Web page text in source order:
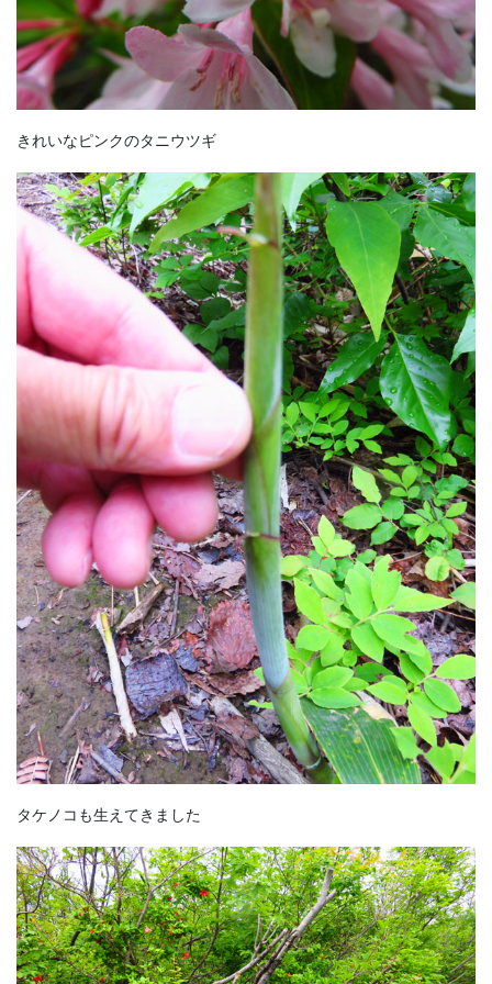
きれいなピンクのタニウツギ
タケノコも生えてきました